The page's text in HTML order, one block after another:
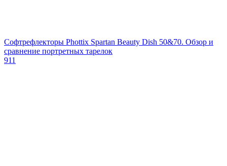
Софтрефлекторы Phottix Spartan Beauty Dish 50&70. Обзор и
сравнение портретных тарелок
911